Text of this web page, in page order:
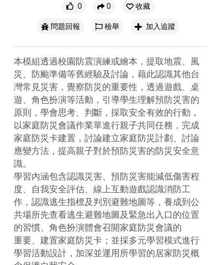
0 0
收藏
問題回報
檢舉 加入追蹤
本模組透過校園防震演練或繪本，提取地震、風
災、防颱準備等舊經驗及討論，藉此認識其他台
灣常見災害，覺察防災的重要性，透過遊戲、桌
遊、角色扮演等活動，引導學生理解預防災害的
原則，學會思考、判斷，採取安全有效的行動，
以家庭防災會議作業單進行親子共同任務，完成
家庭防災卡建置，討論建立家庭防災計劃、討論
應變方法，提高親子對於預防災害的防災安全意
識。
學習內涵包含認識災害、預防災害能減低傷害程
度、自我安全評估、線上互動遊戲認識消防工
作，認識逃生指標及判別避難地圖等，養成到公
共場所先查看逃生避難地圖及緊急出入口的位置
的習慣、角色扮演體會召開家庭防災會議的
重要、建置家庭防災卡；並採多元學習模式進行
學習活動設計，加深並運用所學習的居家防災概